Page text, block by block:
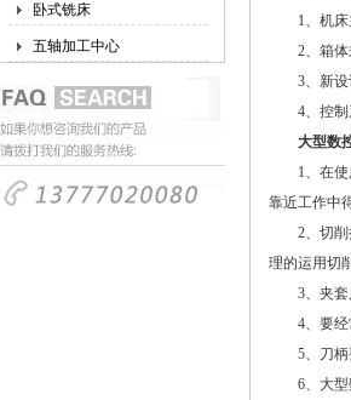
卧式铣床
五轴加工中心
1、机床主
2、箱体式
3、新设计
4、控制系
大型数
1、在使用
靠近工作中
2、切削推
理的运用切
3、夹套尺
4、要经常
5、刀柄要
6、大型数